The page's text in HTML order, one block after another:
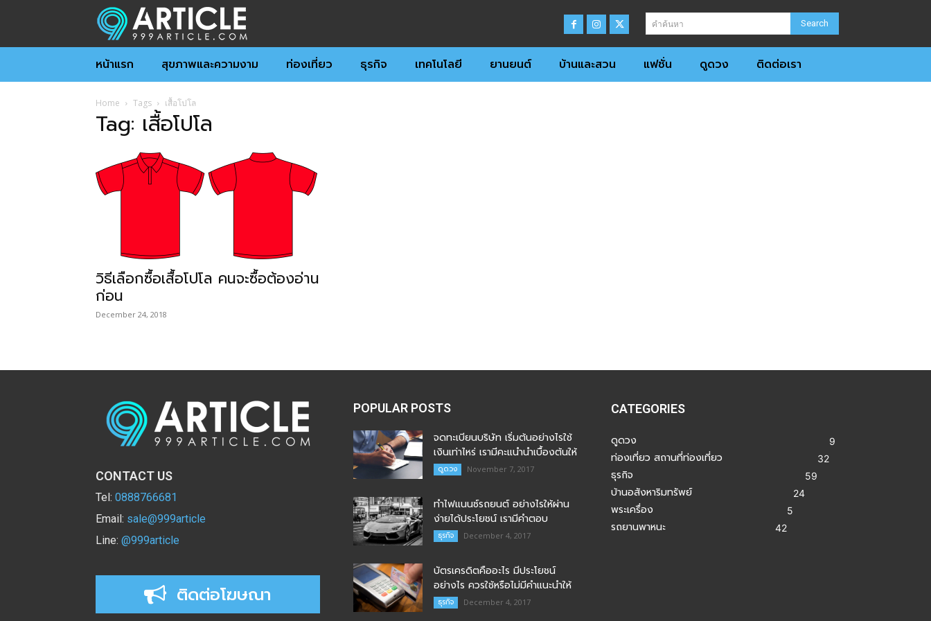
คำค้นหา Search
หน้าแรก สุขภาพและความงาม ท่องเที่ยว ธุรกิจ เทคโนโลยี ยานยนต์ บ้านและสวน แฟชั่น ดูดวง ติดต่อเรา
Home Tags เสื้อโปโล
Tag: เสื้อโปโล
วิธีเลือกซื้อเสื้อโปโล คนจะซื้อต้องอ่าน
ก่อน
December 24, 2018
CONTACT US
Tel: 0888766681
Email: sale@999article
Line: @999article
ติดต่อโฆษณา
POPULAR POSTS
จดทะเบียนบริษัท เริ่มต้นอย่างไรใช้
เงินเท่าไหร่ เรามีคะแนำนำเบื้องต้นให้
ดูดวง November 7, 2017
ทำไฟแนนซ์รถยนต์ อย่างไรให้ผ่าน
ง่ายได้ประโยชน์ เรามีคำตอบ
ธุรกิจ December 4, 2017
บัตรเครดิตคืออะไร มีประโยชน์
อย่างไร ควรใช้หรือไม่มีคำแนะนำให้
ธุรกิจ December 4, 2017
CATEGORIES
ดูดวง 9
ท่องเที่ยว สถานที่ท่องเที่ยว 32
ธุรกิจ 59
บ้านอสังหาริมทรัพย์ 24
พระเครื่อง 5
รถยานพาหนะ 42